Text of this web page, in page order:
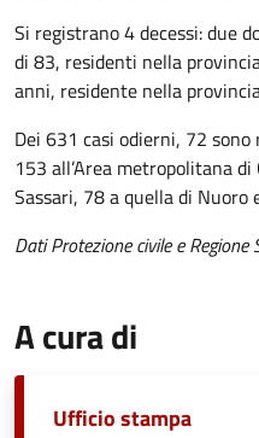
Si registrano 4 decessi: due
di 83, residenti nella
anni, residente nella
Dei 631 casi odierni, 72
153 all’Area metropolitana
Sassari, 78 a quella di Nuoro
Dati Protezione civile e Regione
A cura di
Ufficio stampa